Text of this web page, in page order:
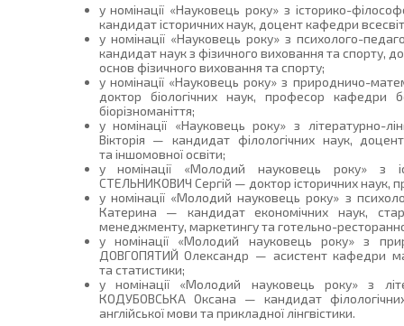
у номінації «Науковець року» з історико-
кандидат історичних наук, доцент кафедри
у номінації «Науковець року» з психолого-
кандидат наук з фізичного виховання та спорту,
основ фізичного виховання та спорту;
у номінації «Науковець року» з природничо-
доктор біологічних наук, професор кафедри
біорізноманіття;
у номінації «Науковець року» з літературно-
Вікторія — кандидат філологічних наук,
та іншомовної освіти;
у номінації «Молодий науковець року» з
СТЕЛЬНИКОВИЧ Сергій — доктор історичних наук,
у номінації «Молодий науковець року» з
Катерина — кандидат економічних наук,
менеджменту, маркетингу та готельно-
у номінації «Молодий науковець року» з
ДОВГОПЯТИЙ Олександр — асистент кафедри
та статистики;
у номінації «Молодий науковець року» з
КОДУБОВСЬКА Оксана — кандидат
англійської мови та прикладної лінгвістики.